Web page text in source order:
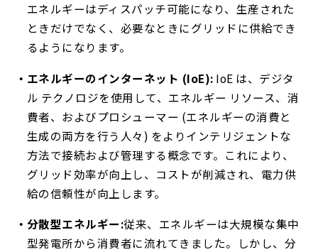
エネルギーはディスパッチ可能になり、生産された
ときだけでなく、必要なときにグリッドに供給でき
るようになります。
エネルギーのインターネット (IoE): IoE は、デジタ
ル テクノロジを使用して、エネルギー リソース、消
費者、およびプロシューマー (エネルギーの消費と
生成の両方を行う人々) をよりインテリジェントな
方法で接続および管理する概念です。これにより、
グリッド効率が向上し、コストが削減され、電力供
給の信頼性が向上します。
分散型エネルギー:従来、エネルギーは大規模な集中
型発電所から消費者に流れてきました。しかし、分